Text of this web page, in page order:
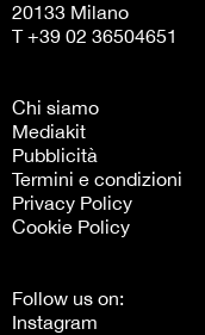
20133 Milano
T +39 02 36504651
Chi siamo
Mediakit
Pubblicità
Termini e condizioni
Privacy Policy
Cookie Policy
Follow us on:
Instagram